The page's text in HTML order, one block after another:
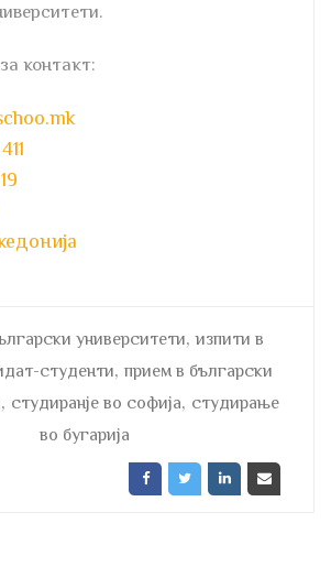
контакт:
университети,изпити в
студенти, прием в български
, студиранје во софија, студирање
во бугарија